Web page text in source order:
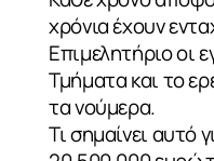
χρόνια έχουν
Επιμελητήριο οι
Τμήματα και το
τα νούμερα.
Τι σημαίνει αυτό